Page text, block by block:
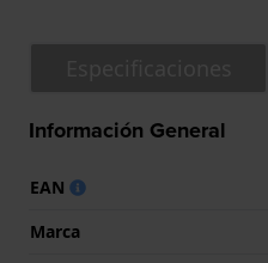
Información General
EAN
Marca